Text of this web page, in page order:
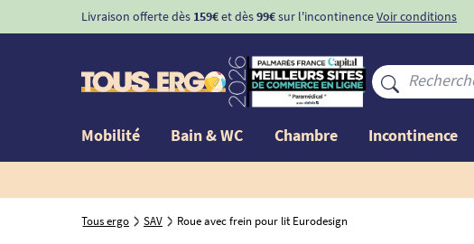
Livraison offerte dès 159€et dès99€sur l'incontinenceVoir conditions
Mobilité Bain & WC Chambre Incontinence
Tous ergo SAV Roue avec frein pour lit Eurodesign